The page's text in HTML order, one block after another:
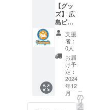
【グッ
ズ】 広
島ピー
スガー
ルズの
ロゴス
テッ
カーを
提供し
ます。
・数
量：1点
サイ
支援
者：
0人
お届
け予
定：
2024
年12
月
こ
の
リ
タ